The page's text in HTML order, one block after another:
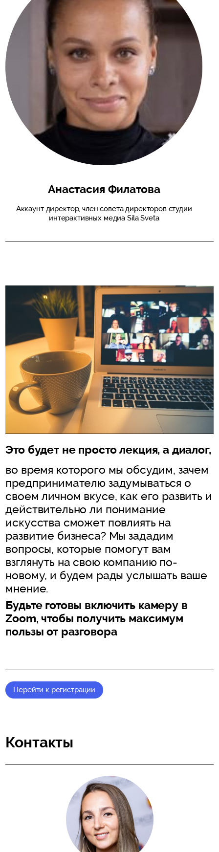
Анастасия Филатова
Аккаунт директор, член совета директоров студии
интерактивных медиа Sila Sveta
Это будет не просто лекция, а диалог,
во время которого мы обсудим, зачем
предпринимателю задумываться о
своем личном вкусе, как его развить и
действительно ли понимание
искусства сможет повлиять на
развитие бизнеса? Мы зададим
вопросы, которые помогут вам
взглянуть на свою компанию по-
новому, и будем рады услышать ваше
мнение.
Будьте готовы включить камеру в
Zoom, чтобы получить максимум
пользы от разговора
Перейти к регистрации
Контакты